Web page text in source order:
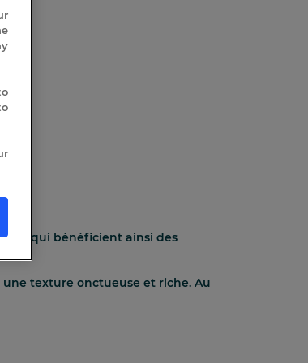
qui bénéficient ainsi des
texture onctueuse et riche. Au